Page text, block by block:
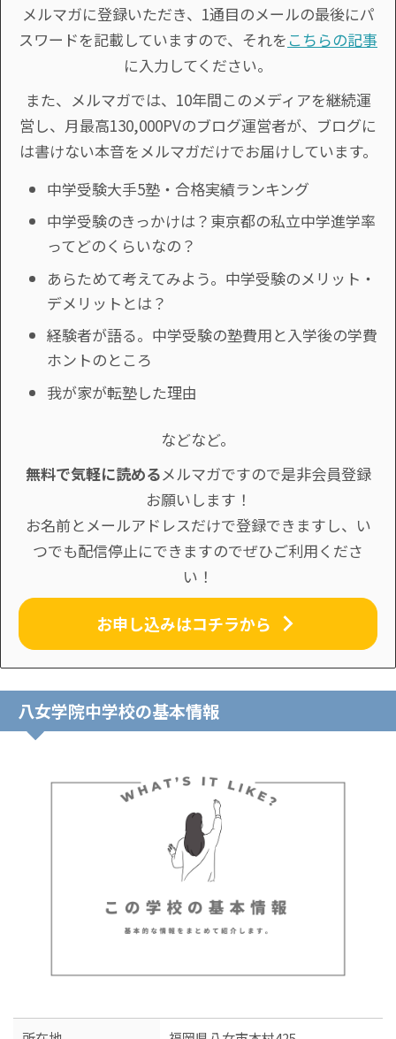
メルマガに登録いただき、1通目のメールの最後にパ
スワードを記載していますので、それを こちらの記事
に入力してください。
また、メルマガでは、10年間このメディアを継続運
営し、月最高130,000PVのブログ運営者が、ブログに
は書けない本音をメルマガだけでお届けしています。
中学受験大手5塾・合格実績ランキング
中学受験のきっかけは？東京都の私立中学進学率
ってどのくらいなの？
あらためて考えてみよう。中学受験のメリット・
デメリットとは？
経験者が語る。中学受験の塾費用と入学後の学費
ホントのところ
我が家が転塾した理由
などなど。
無料で気軽に読めるメルマガですので是非会員登録
お願いします！
お名前とメールアドレスだけで登録できますし、い
つでも配信停止にできますのでぜひご利用くださ
い！
お申し込みはコチラから
八女学院中学校の基本情報